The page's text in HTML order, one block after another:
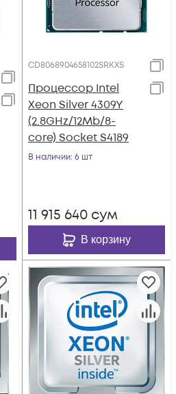
CD8068904658102SRKXS
Процессор Intel
Xeon Silver 4309Y
(2.8GHz/12Mb/8-
core) Socket S4189
В наличии: 6 шт
11 915 640 сум
В корзину